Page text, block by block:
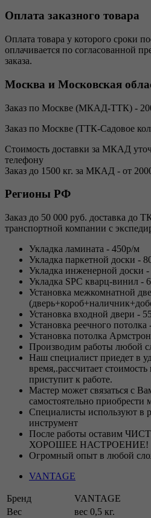
Оплата заказного товара
Оплата товара у которого сроки
оплачивается по согласованной
заказа.
Москва и Московская
Заказ по Москве (МКАД-ТТК) -
Заказ по Москве (ТТК-Садовое
Стоимость доставки за МКАД
телефону
Заказ до 1500 кг. за МКАД - от
Регионы РФ
Заказ до 50 000 руб. доставка до
транспортной компании с
Укладка ламината - 450р/м
Укладка паркетной доски -
Укладка инженерной доски
Укладка SPC кварц-винил -
Установка межкомнатной
Установка входной двери -
Установка реечного потолка
Установка потолка
Производим работы любой
Наш специалист приедет в
время,.рассчитает
приступит к работе.
Мастер может связаться с
самостоятельно приобрести
Специалисты используют в
инструмент
После работы оставим
ХОРОШЕЕ НАСТРОЕНИЕ!
Огромный опыт в любой
VANTAGE
Бренд
VANTAGE
Вес
вес 0,5 кг.